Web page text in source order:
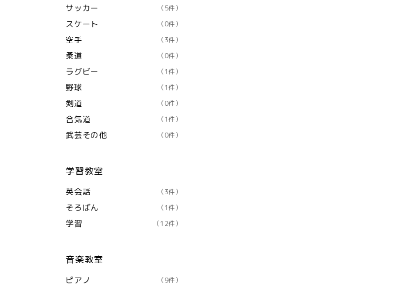
サッカー （5件）
スケート （0件）
空手 （3件）
柔道 （0件）
ラグビー （1件）
野球 （1件）
剣道 （0件）
合気道 （1件）
武芸その他 （0件）
学習教室
英会話 （3件）
そろばん （1件）
学習 （12件）
音楽教室
ピアノ （9件）